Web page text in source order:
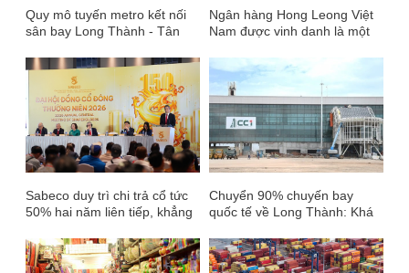
Quy mô tuyến metro kết nối
sân bay Long Thành - Tân
Ngân hàng Hong Leong Việt
Nam được vinh danh là một
có Trải nghiệm Khách hàng
tốt nhất tại Đông Nam Á và
Việt Nam
Sabeco duy trì chi trả cổ tức
50% hai năm liên tiếp, khẳng
hạn
Chuyển 90% chuyến bay
quốc tế về Long Thành: Khá